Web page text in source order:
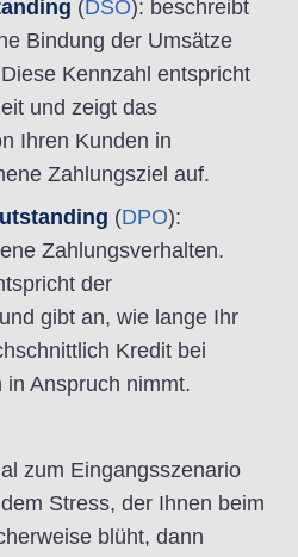
(DSO): beschreibt
Bindung der Umsätze
Kennzahl entspricht
und zeigt das
Ihren Kunden in
Zahlungsziel auf.
(DPO):
Zahlungsverhalten.
der
gibt an, wie lange Ihr
Kredit bei
Anspruch nimmt.
zum Eingangsszenario
Stress, der Ihnen beim
blüht, dann